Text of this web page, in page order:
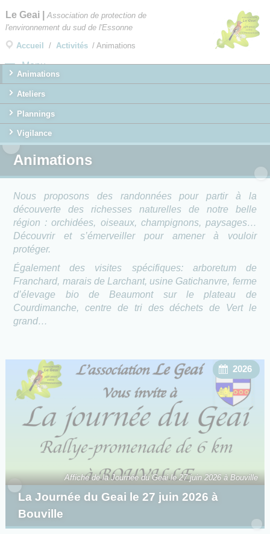
Le Geai| Association de protection de
l'environnement du sud de l'Essonne
Accueil / Activités /Animations
Menu
Animations
Ateliers
Plannings
Vigilance
Animations
Nous proposons des randonnées pour partir à la
découverte des richesses naturelles de notre belle
région : orchidées, oiseaux, champignons, paysages…
Découvrir et s’émerveiller pour amener à vouloir
protéger.
Également des visites spécifiques: arboretum de
Franchard, marais de Larchant, usine Gatichanvre, ferme
d’élevage bio de Beaumont sur le plateau de
Courdimanche, centre de tri des déchets de Vert le
grand…
Affiche de la Journée du Geai le 27 juin 2026 à Bouville
La Journée du Geai le 27 juin 2026 à
Bouville
2026